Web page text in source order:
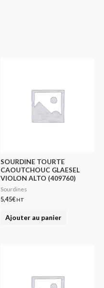
SOURDINE TOURTE
CAOUTCHOUC GLAESEL
VIOLON ALTO (409760)
Sourdines
5,45€HT
Ajouter au panier